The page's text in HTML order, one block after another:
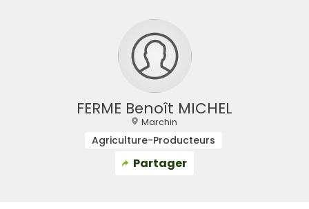
FERME Benoît MICHEL
Marchin
Agriculture-Producteurs
Partager